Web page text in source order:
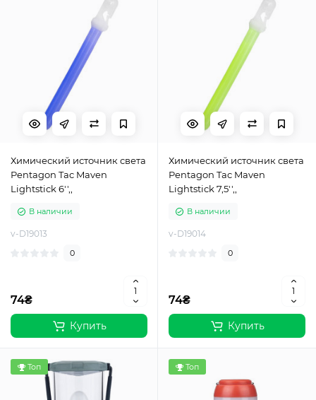
Химический источник света
Pentagon Tac Maven
Lightstick 6'',,
В наличии
v-D19013
0
74₴
Купить
Химический источник света
Pentagon Tac Maven
Lightstick 7,5'',,
В наличии
v-D19014
0
74₴
Купить
Топ Топ